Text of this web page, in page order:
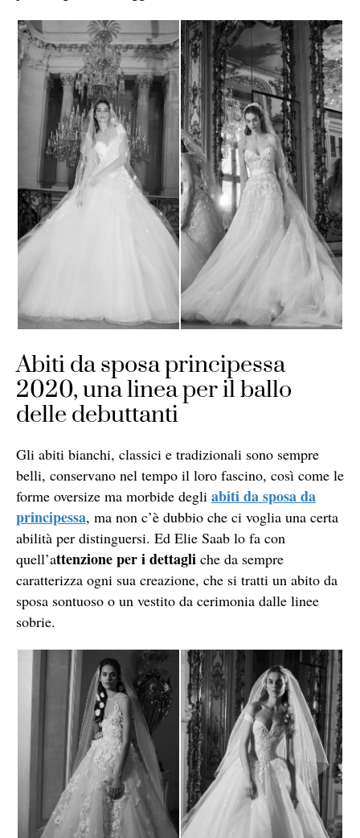
Abiti da sposa principessa
2020, una linea per il ballo
delle debuttanti
Gli abiti bianchi, classici e tradizionali sono sempre
belli, conservano nel tempo il loro fascino, così come le
forme oversize ma morbide degli abiti da sposa da
principessa, ma non c’è dubbio che ci voglia una certa
abilità per distinguersi. Ed Elie Saab lo fa con
quell’attenzione per i dettagli che da sempre
caratterizza ogni sua creazione, che si tratti un abito da
sposa sontuoso o un vestito da cerimonia dalle linee
sobrie.